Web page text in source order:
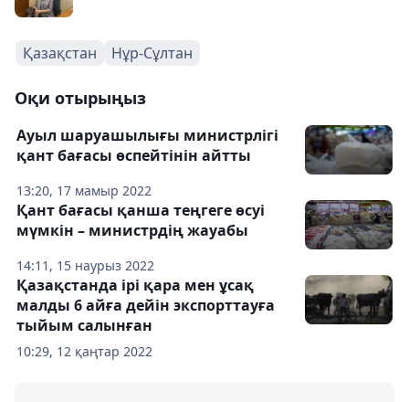
Қазақстан Нұр-Сұлтан
Оқи отырыңыз
13:20, 17 мамыр 2022
Ауыл шаруашылығы министрлігі
қант бағасы өспейтінін айтты
14:11, 15 наурыз 2022
Қант бағасы қанша теңгеге өсуі
мүмкін – министрдің жауабы
10:29, 12 қаңтар 2022
Қазақстанда ірі қара мен ұсақ
малды 6 айға дейін экспорттауға
тыйым салынған